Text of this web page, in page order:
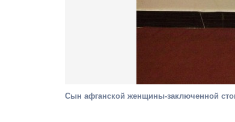
Сын афганской женщины-заключенной